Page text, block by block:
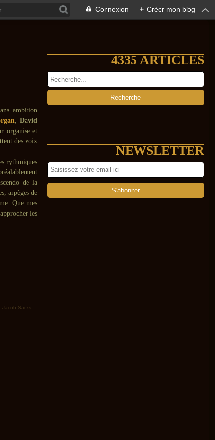
Connexion + Créer mon blog
ambition
,David
organise et
des voix
rythmiques
de la
arpèges de
Que mes
les
Jacob Sacks
4335 ARTICLES
NEWSLETTER